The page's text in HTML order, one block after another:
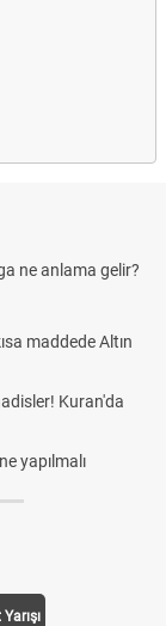
ne anlama gelir?
maddede Altın
Kuran'da
yapılmalı